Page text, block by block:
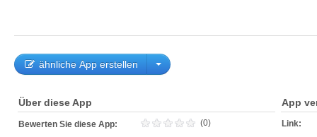
ähnliche App erstellen
Über diese App
Bewerten Sie diese App: (0)
App
Link: